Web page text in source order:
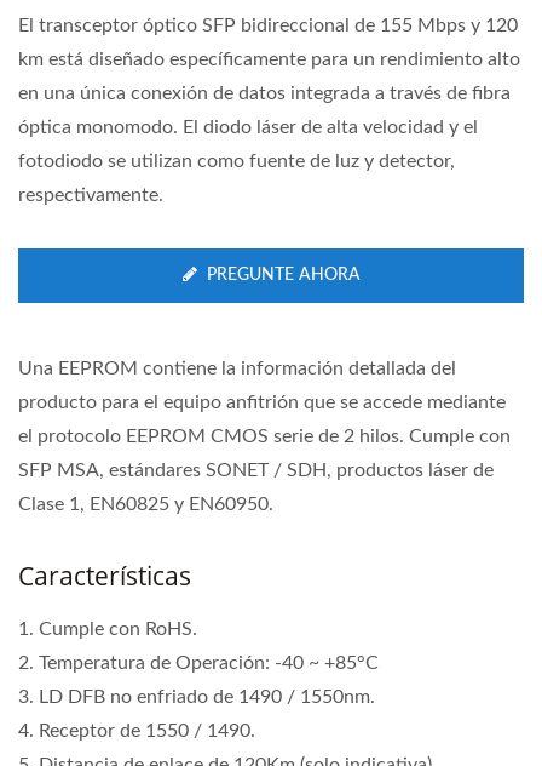
El transceptor óptico SFP bidireccional de 155 Mbps y 120
km está diseñado específicamente para un rendimiento alto
en una única conexión de datos integrada a través de fibra
óptica monomodo. El diodo láser de alta velocidad y el
fotodiodo se utilizan como fuente de luz y detector,
respectivamente.
PREGUNTE AHORA
Una EEPROM contiene la información detallada del
producto para el equipo anfitrión que se accede mediante
el protocolo EEPROM CMOS serie de 2 hilos. Cumple con
SFP MSA, estándares SONET / SDH, productos láser de
Clase 1, EN60825 y EN60950.
Características
1. Cumple con RoHS.
2. Temperatura de Operación: -40 ~ +85°C
3. LD DFB no enfriado de 1490 / 1550nm.
4. Receptor de 1550 / 1490.